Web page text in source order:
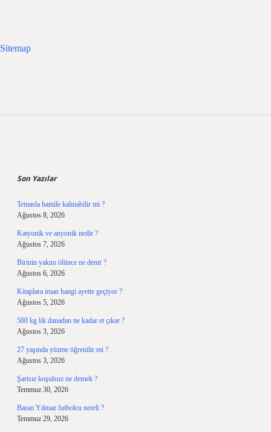
Sitemap
Son Yazılar
Temasla hamile kalınabilir mi ?
Ağustos 8, 2026
Katyonik ve anyonik nedir ?
Ağustos 7, 2026
Birinin yakını ölünce ne denir ?
Ağustos 6, 2026
Kitaplara iman hangi ayette geçiyor ?
Ağustos 5, 2026
500 kg lık danadan ne kadar et çıkar ?
Ağustos 3, 2026
27 yaşında yüzme öğrenilir mi ?
Ağustos 3, 2026
Şartsız koşulsuz ne demek ?
Temmuz 30, 2026
Baran Yılmaz futbolcu nereli ?
Temmuz 29, 2026